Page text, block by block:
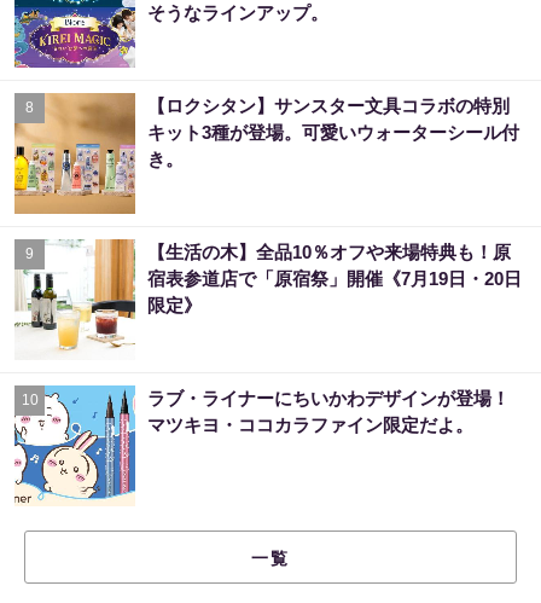
そうなラインアップ。
8
【ロクシタン】サンスター文具コラボの特別
キット3種が登場。可愛いウォーターシール付
き。
9
【生活の木】全品10％オフや来場特典も！原
宿表参道店で「原宿祭」開催《7月19日・20日
限定》
10
ラブ・ライナーにちいかわデザインが登場！
マツキヨ・ココカラファイン限定だよ。
一覧